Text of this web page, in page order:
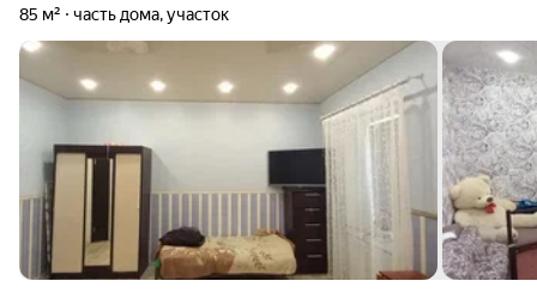
85 м² часть дома, участок